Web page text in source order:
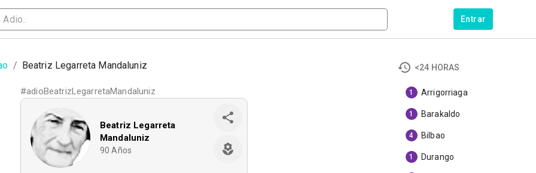
Entrar
/ Beatriz Legarreta Mandaluniz
#adioBeatrizLegarretaMandaluniz
Beatriz Legarreta
Mandaluniz
90 Años
<24 HORAS
1 Arrigorriaga
1 Barakaldo
4 Bilbao
1 Durango